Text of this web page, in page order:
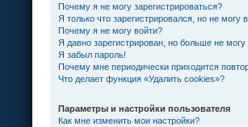
Почему я не могу зарегистрироваться?
Я только что зарегистрировался, но не могу
Почему я не могу войти?
Я давно зарегистрирован, но больше не могу
Я забыл пароль!
Почему мне периодически приходится
Что делает функция «Удалить cookies»?
Параметры и настройки пользователя
Как мне изменить мои настройки?